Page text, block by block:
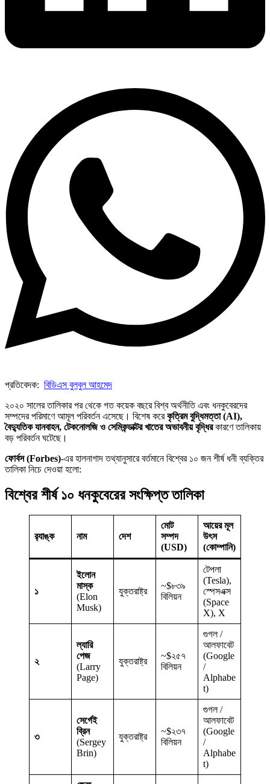
প্রতিবেদক: বিডিএস বুলবুল আহমেদ
২০২০ সালের তালিকার পর থেকে গত কয়েক বছরে বিশ্ব অর্থনীতি এবং ধনকুবেরদের
সম্পদের পরিমাণে আমূল পরিবর্তন এসেছে। বিশেষ করেকৃত্রিম বুদ্ধিমত্তা (AI),
বৈদ্যুতিক যানবাহন, টেকনোলজি ও সেমিকন্ডাক্টর খাতের অভাবনীয় বৃদ্ধিরকারণে তালিকায়
বড় পরিবর্তন ঘটেছে।
ফোর্বস (Forbes)-এর হালনাগাদ তথ্যানুসারে বর্তমানে বিশ্বের ১০ জন শীর্ষ ধনী ব্যক্তির
তালিকা নিচে দেওয়া হলো:
বিশ্বের শীর্ষ ১০ ধনকুবেরের সংক্ষিপ্ত তালিকা
র‍্যাঙ্ক নাম দেশ
মোট
সম্পদ
(USD)
আয়ের মূল
উৎস
(কোম্পানি)
১
ইলোন
মাস্ক
(Elon
Musk)
যুক্তরাষ্ট্র
~$৮৩৯
বিলিয়ন
টেপলা
(Tesla),
স্পেসএক্স
(Space
X), X
২
ল্যারি
পেজ
(Larry
Page)
যুক্তরাষ্ট্র
~$২৫৭
বিলিয়ন
গুগল /
আলফাবেট
(Google
/
Alphabe
t)
৩
সের্গেই
ব্রিন
(Sergey
Brin)
যুক্তরাষ্ট্র
~$২৩৭
বিলিয়ন
গুগল /
আলফাবেট
(Google
/
Alphabe
t)